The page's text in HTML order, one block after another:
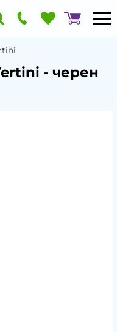
- черен